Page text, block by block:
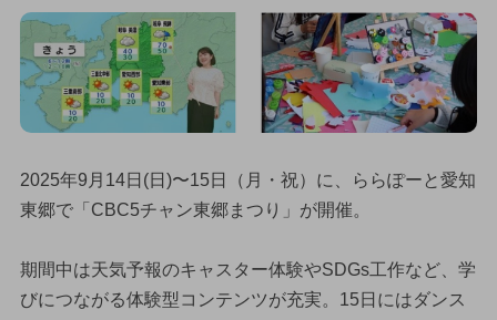
2025年9月14日(日)〜15日（月・祝）に、ららぽーと愛知
東郷で「CBC5チャン東郷まつり」が開催。
期間中は天気予報のキャスター体験やSDGs工作など、学
びにつながる体験型コンテンツが充実。15日にはダンス